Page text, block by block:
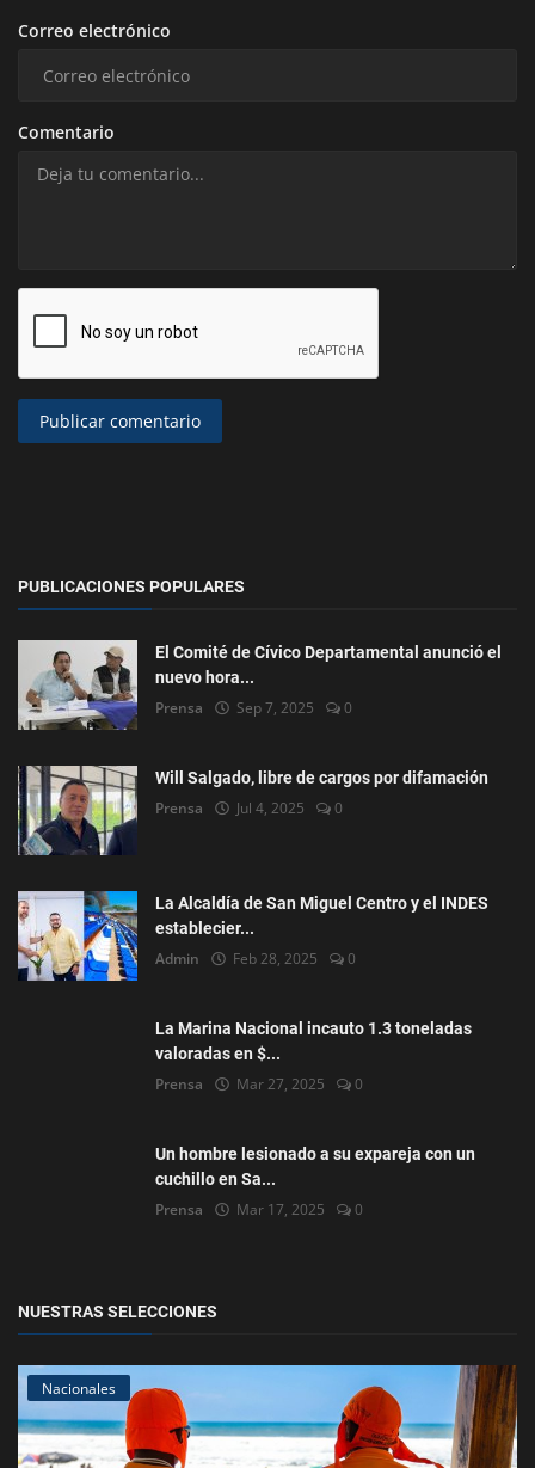
Correo electrónico
Comentario
Publicar comentario
PUBLICACIONES POPULARES
El Comité de Cívico Departamental anunció el
nuevo hora...
Prensa Sep 7, 2025 0
Will Salgado, libre de cargos por difamación
Prensa Jul 4, 2025 0
La Alcaldía de San Miguel Centro y el INDES
establecier...
Admin Feb 28, 2025 0
La Marina Nacional incauto 1.3 toneladas
valoradas en $...
Prensa Mar 27, 2025 0
Un hombre lesionado a su expareja con un
cuchillo en Sa...
Prensa Mar 17, 2025 0
NUESTRAS SELECCIONES
Nacionales